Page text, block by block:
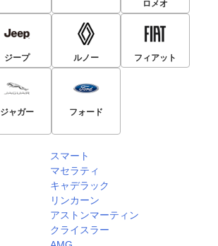
ロメオ
ジープ ルノー フィアット
ジャガー フォード
スマート
マセラティ
キャデラック
リンカーン
アストンマーティン
クライスラー